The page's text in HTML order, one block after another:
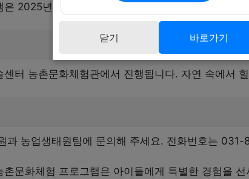
2025년 8월 2일 토요일부터 진행됩니다.
센터 농촌문화체험관에서 진행됩니다. 자연 속에서
과 농업생태원팀에 문의해 주세요. 전화번호는
문화체험 프로그램은 아이들에게 특별한 경험을
닫기 바로가기